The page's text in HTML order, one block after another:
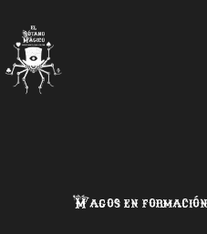
contenido
Magos en